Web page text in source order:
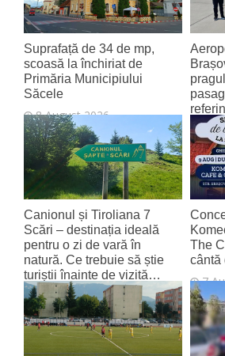
Suprafață de 34 de mp,
scoasă la închiriat de
Primăria Municipiului
Săcele
8 August 2026
tânăr
8
Canionul și Tiroliana 7
Scări – destinația ideală
pentru o zi de vară în
natură. Ce trebuie să știe
turiștii înainte de vizită…
7 August 2026
The
cântă
7